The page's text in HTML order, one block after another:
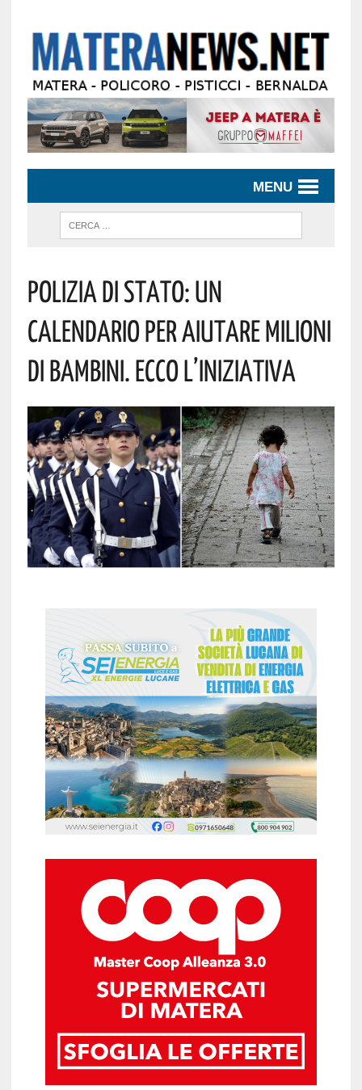
MENU
Polizia Di Stato: Un
Calendario Per Aiutare Milioni
Di Bambini. Ecco L’iniziativa